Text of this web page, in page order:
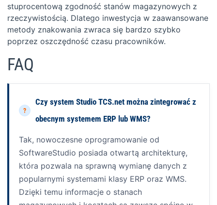
stuprocentową zgodność stanów magazynowych z
rzeczywistością. Dlatego inwestycja w zaawansowane
metody znakowania zwraca się bardzo szybko
poprzez oszczędność czasu pracowników.
FAQ
Czy system Studio TCS.net można zintegrować z
obecnym systemem ERP lub WMS?
Tak, nowoczesne oprogramowanie od
SoftwareStudio posiada otwartą architekturę,
która pozwala na sprawną wymianę danych z
popularnymi systemami klasy ERP oraz WMS.
Dzięki temu informacje o stanach